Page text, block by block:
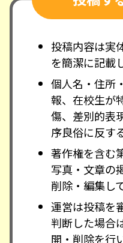
投稿内容は実
を簡潔に記載
個人名・住所
報、在校生が
傷、差別的表
序良俗に反す
著作権を含む
写真・文章の
削除・編集し
運営は投稿を
判断した場合
開・削除を行